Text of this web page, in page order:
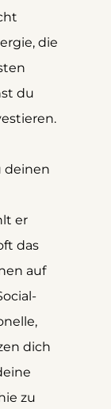
die
du
deinen
er
das
auf
dich
zu